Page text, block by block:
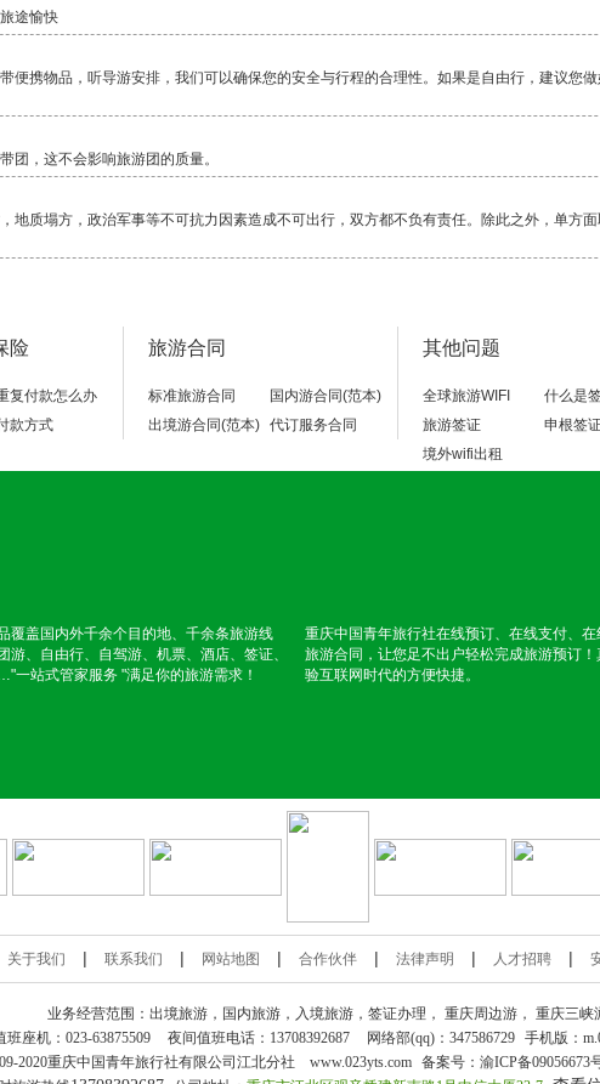
途愉快
便携物品，听导游安排，我们可以确保您的安全与行程的合理性。如果是自由行，建议您
团，这不会影响旅游团的质量。
地质塌方，政治军事等不可抗力因素造成不可出行，双方都不负有责任。除此之外，单方
险
复付款怎么办
款方式
旅游合同
标准旅游合同
国内游合同(范本)
出境游合同(范本) 代订服务合同
其他问题
全球旅游WIFI
什么是
旅游签证
申根签
境外wifi出租
覆盖国内外千余个目的地、千余条旅游线
游、自由行、自驾游、机票、酒店、签证、
一站式管家服务 "满足你的旅游需求！
重庆中国青年旅行社在线预订、在线支付、在
旅游合同，让您足不出户轻松完成旅游预订！
验互联网时代的方便快捷。
关于我们 | 联系我们 | 网站地图 | 合作伙伴 | 法律声明 | 人才招聘 |
业务经营范围：出境旅游，国内旅游，入境旅游，签证办理， 重庆周边游 ， 重庆三峡
班座机： 023-63875509 夜间值班电话：13708392687 网络部(qq)： 347586729 手机版：
2020重庆中国青年旅行社有限公司江北分社 www.023yts.com 备案号： 渝ICP备09056673